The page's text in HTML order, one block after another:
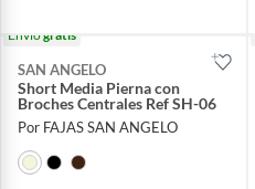
Envíogratis
SAN ANGELO
Short Media Pierna con
Broches Centrales Ref SH-06
Por FAJAS SAN ANGELO